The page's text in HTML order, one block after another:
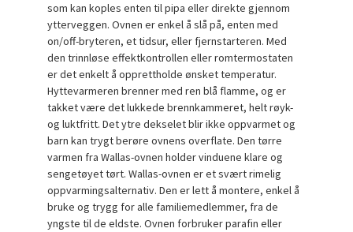
som kan koples enten til pipa eller direkte gjennom
ytterveggen. Ovnen er enkel å slå på, enten med
on/off-bryteren, et tidsur, eller fjernstarteren. Med
den trinnløse effektkontrollen eller romtermostaten
er det enkelt å opprettholde ønsket temperatur.
Hyttevarmeren brenner med ren blå flamme, og er
takket være det lukkede brennkammeret, helt røyk-
og luktfritt. Det ytre dekselet blir ikke oppvarmet og
barn kan trygt berøre ovnens overflate. Den tørre
varmen fra Wallas-ovnen holder vinduene klare og
sengetøyet tørt. Wallas-ovnen er et svært rimelig
oppvarmingsalternativ. Den er lett å montere, enkel å
bruke og trygg for alle familiemedlemmer, fra de
yngste til de eldste. Ovnen forbruker parafin eller